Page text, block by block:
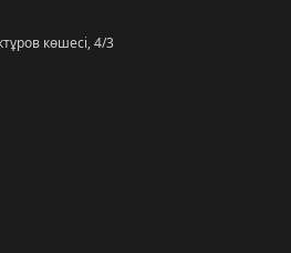
көшесі, 4/3